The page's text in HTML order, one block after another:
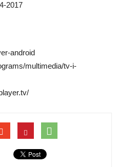
2017
android
multimedia/tv-i-